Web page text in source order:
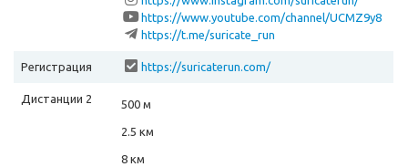
https://www.youtube.com/channel/UCMZ9y8
bAMi12hmSrj-HOJSw?view_as=subscriber
https://t.me/suricate_run
Регистрация https://suricaterun.com/
Дистанции 2 500 м
2.5 км
8 км